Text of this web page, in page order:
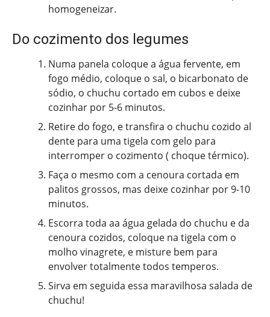
homogeneizar.
Do cozimento dos legumes
Numa panela coloque a água fervente, em
fogo médio, coloque o sal, o bicarbonato de
sódio, o chuchu cortado em cubos e deixe
cozinhar por 5-6 minutos.
Retire do fogo, e transfira o chuchu cozido al
dente para uma tigela com gelo para
interromper o cozimento ( choque térmico).
Faça o mesmo com a cenoura cortada em
palitos grossos, mas deixe cozinhar por 9-10
minutos.
Escorra toda aa água gelada do chuchu e da
cenoura cozidos, coloque na tigela com o
molho vinagrete, e misture bem para
envolver totalmente todos temperos.
Sirva em seguida essa maravilhosa salada de
chuchu!